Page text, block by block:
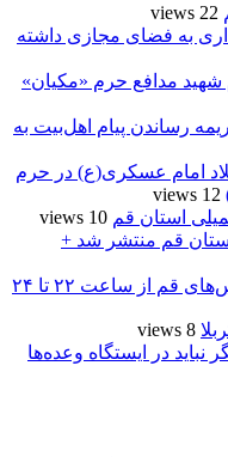
22 views
به فضای مجازی داشته
شهید مدافع حرم «مکیان»
رساندن پیام اهل‌بیت به
امام عسکری(ع) در حرم
12 views
استان قم 10 views
جمعیتی سال ۱۴۰۴ استان قم منتشر شد +
قم از ساعت ۲۲ تا ۲۴
8 views
نباید در ایستگاه وعده‌ها